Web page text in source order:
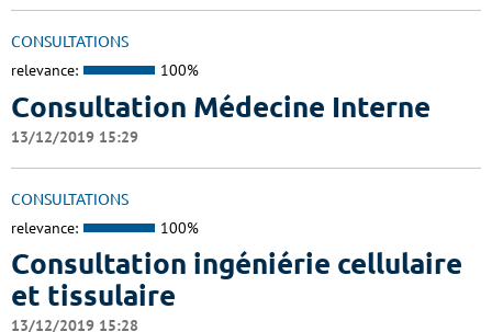
CONSULTATIONS
relevance: 100%
Consultation Médecine Interne
13/12/2019 15:29
CONSULTATIONS
relevance: 100%
Consultation ingéniérie cellulaire
et tissulaire
13/12/2019 15:28